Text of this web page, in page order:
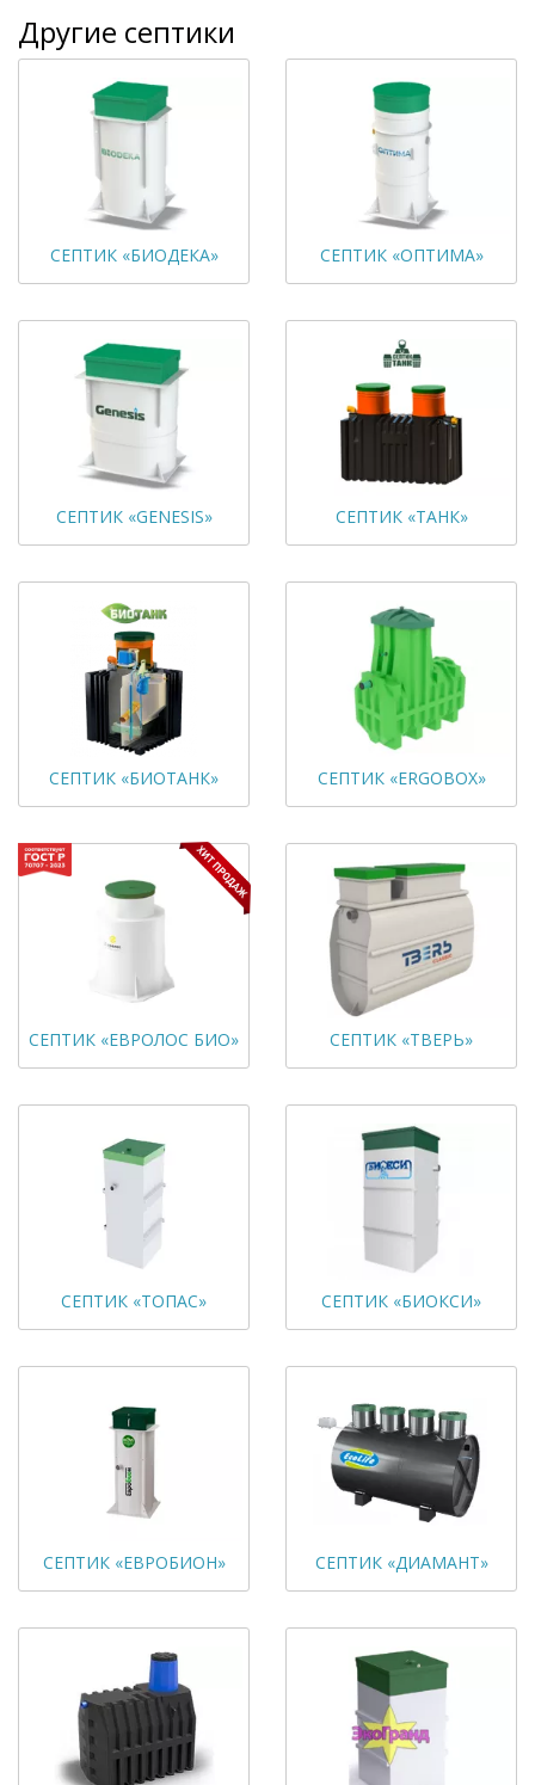
Другие септики
СЕПТИК «БИОДЕКА» СЕПТИК «ОПТИМА»
СЕПТИК «GENESIS» СЕПТИК «ТАНК»
СЕПТИК «БИОТАНК» СЕПТИК «ERGOBOX»
СЕПТИК «ЕВРОЛОС БИО» СЕПТИК «ТВЕРЬ»
СЕПТИК «ТОПАС» СЕПТИК «БИОКСИ»
СЕПТИК «ЕВРОБИОН» СЕПТИК «ДИАМАНТ»